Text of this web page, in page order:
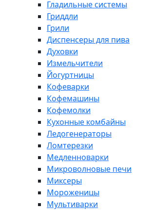
Гладильные системы
Гриддли
Грили
Диспенсеры для пива
Духовки
Измельчители
Йогуртницы
Кофеварки
Кофемашины
Кофемолки
Кухонные комбайны
Ледогенераторы
Ломтерезки
Медленноварки
Микроволновые печи
Миксеры
Мороженицы
Мультиварки